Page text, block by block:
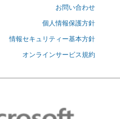
お問い合わせ
個人情報保護方針
情報セキュリティー基本方針
オンラインサービス規約